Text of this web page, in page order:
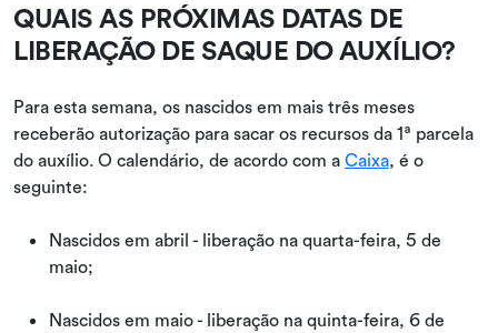
QUAIS AS PRÓXIMAS DATAS DE
LIBERAÇÃO DE SAQUE DO AUXÍLIO?
Para esta semana, os nascidos em mais três meses
receberão autorização para sacar os recursos da 1ª parcela
do auxílio. O calendário, de acordo com a Caixa, é o
seguinte:
Nascidos em abril - liberação na quarta-feira, 5 de
maio;
Nascidos em maio - liberação na quinta-feira, 6 de